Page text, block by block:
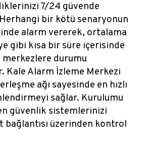
7/24 güvende
bir kötü senaryonun
alarm vererek, ortalama
gibi kısa bir süre içerisinde
merkezlere durumu
Kale Alarm İzleme Merkezi
ağı sayesinde en hızlı
sağlar. Kurulumu
güvenlik sistemlerinizi
bağlantısı üzerinden kontrol